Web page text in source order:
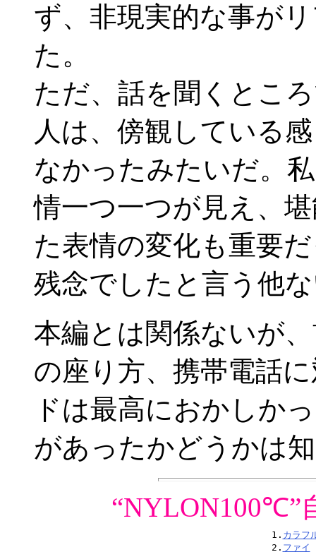
ず、非現実的な事が
た。
ただ、話を聞くとこ
人は、傍観している
なかったみたいだ。
情一つ一つが見え、
た表情の変化も重要
残念でしたと言う他
本編とは関係ないが
の座り方、携帯電話
ドは最高におかしか
があったかどうかは
“NYLON100℃”
1. カラフ
2. ファイ